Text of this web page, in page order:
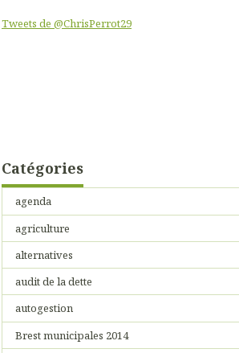
Tweets de @ChrisPerrot29
Catégories
agenda
agriculture
alternatives
audit de la dette
autogestion
Brest municipales 2014